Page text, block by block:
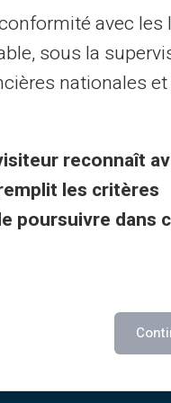
par ticket
de 9h à 18h30
avec les
sous la
nationales et
reconnaît
les critères
poursuivre dans